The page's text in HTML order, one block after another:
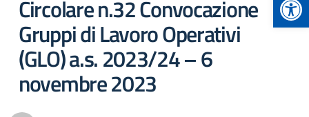
Circolare n.32 Convocazione
Gruppi di Lavoro Operativi
(GLO) a.s. 2023/24 – 6
novembre 2023